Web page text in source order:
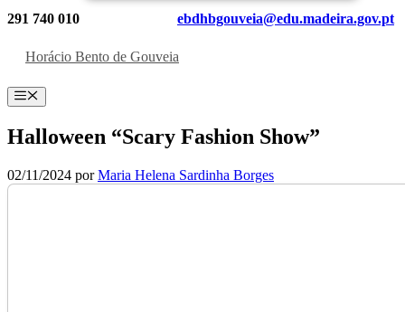
291 740 010 ebdhbgouveia@edu.madeira.gov.pt
Horácio Bento de Gouveia
Menu
Halloween “Scary Fashion Show”
02/11/2024 porMaria Helena Sardinha Borges